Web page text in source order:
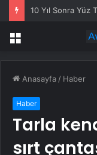
10 Yıl Sonra Yüz
Menü
Anasayfa / Haber
Haber
Tarla
sırt